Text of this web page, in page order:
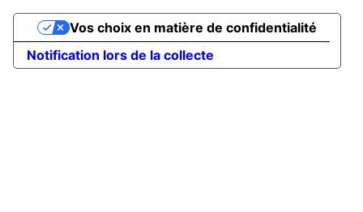
Notification lors de la collecte
Vos choix en matière de confidentialité